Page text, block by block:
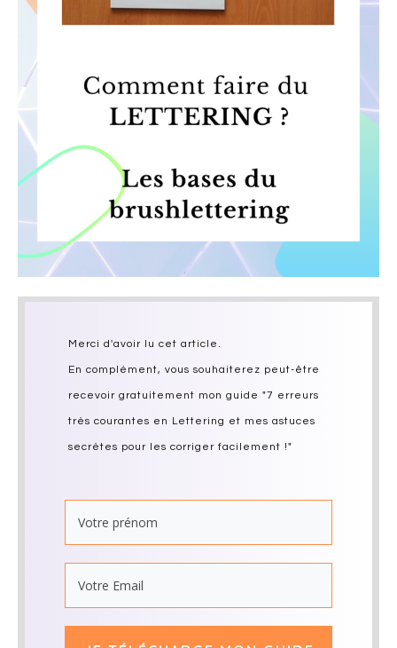
Merci d'avoir lu cet article.
En complément, vous souhaiterez peut-être
recevoir gratuitement mon guide "7 erreurs
très courantes en Lettering et mes astuces
secrètes pour les corriger facilement !"